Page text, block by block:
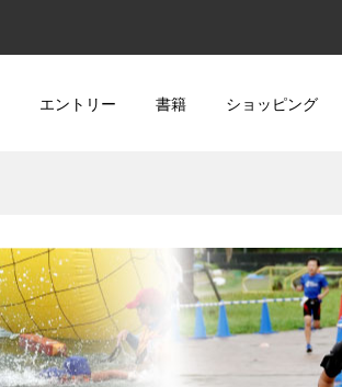
エントリー 書籍 ショッピング